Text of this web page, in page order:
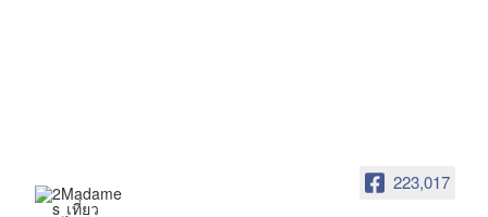
ฮ่องกง
223,017